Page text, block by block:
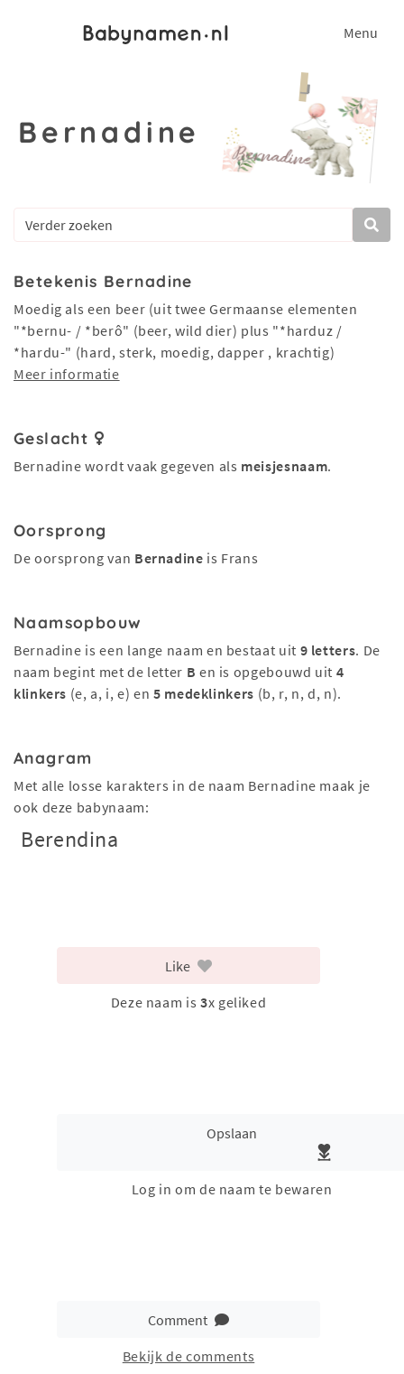
Menu
Bernadine
Betekenis Bernadine
Moedig als een beer (uit twee Germaanse elementen
"*bernu- / *berô" (beer, wild dier) plus "*harduz /
*hardu-" (hard, sterk, moedig, dapper , krachtig)
Meer informatie
Geslacht
Bernadine wordt vaak gegeven als meisjesnaam.
Oorsprong
De oorsprong van Bernadine is Frans
Naamsopbouw
Bernadine is een lange naam en bestaat uit 9 letters. De
naam begint met de letter B en is opgebouwd uit 4
klinkers (e, a, i, e) en5 medeklinkers (b, r, n, d, n).
Anagram
Met alle losse karakters in de naam Bernadine maak je
ook deze babynaam:
Berendina
Like
Deze naam is 3x geliked
Opslaan
Log in om de naam te bewaren
Comment
Bekijk de comments